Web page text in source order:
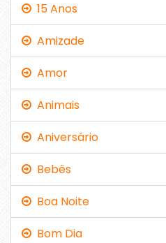
15 Anos
Amizade
Amor
Animais
Aniversário
Bebês
Boa Noite
Bom Dia